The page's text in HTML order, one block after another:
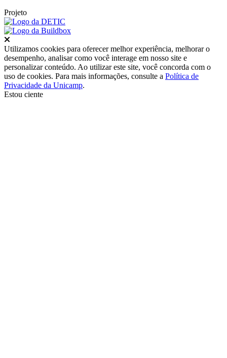
Projeto
Utilizamos cookies para oferecer melhor experiência, melhorar o
desempenho, analisar como você interage em nosso site e
personalizar conteúdo. Ao utilizar este site, você concorda com o
uso de cookies. Para mais informações, consulte a Política de
Privacidade da Unicamp.
Estou ciente